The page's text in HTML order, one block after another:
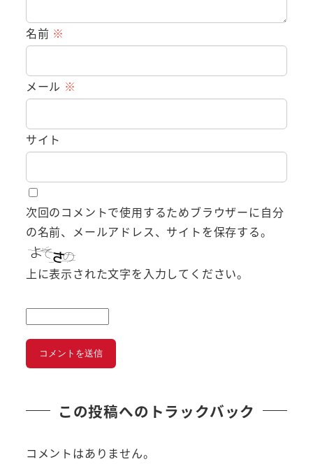
名前 ※
メール ※
サイト
次回のコメントで使用するためブラウザーに自分
の名前、メールアドレス、サイトを保存する。
上に表示された文字を入力してください。
この投稿へのトラックバック
コメントはありません。